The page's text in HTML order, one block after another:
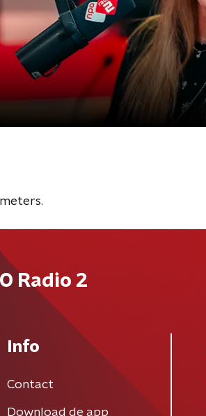
Radio 2
Info
Contact
Download de app